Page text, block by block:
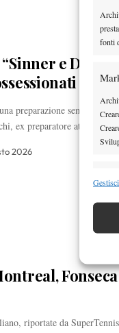
fonti
e
dal
preparazione sempre
ex preparatore atletico…
2026
riportate da